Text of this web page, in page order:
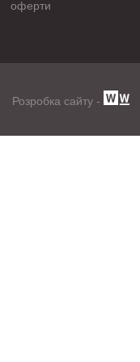
оферти
Розробка сайту -